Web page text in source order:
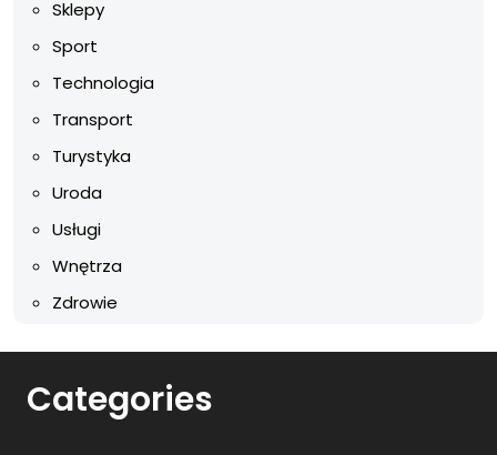
Sklepy
Sport
Technologia
Transport
Turystyka
Uroda
Usługi
Wnętrza
Zdrowie
Categories